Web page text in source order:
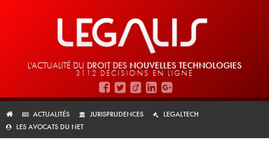
L'ACTUALITÉ DU DROIT DES NOUVELLES TECHNOLOGIES
3112 DÉCISIONS EN LIGNE
ACTUALITÉS JURISPRUDENCES
LEGALTECH
LES AVOCATS DU NET